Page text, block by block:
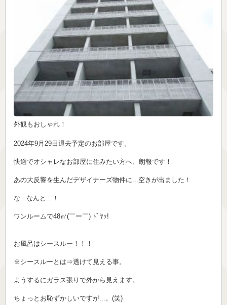
2024年9月29日退去予定のお部屋です。
快適でオシャレなお部屋に住みたい方へ、朗報です！
あの大反響を生んだデザイナーズ物件に...空きが出ました！
な...なんと...！
ワンルームで48㎡(￣ー￣) ﾄﾞﾔｯ!
お風呂はシースルー！！！
※シースルーとは⇒透けて見える事。
ようするにガラス張りで外から見えます。
ちょっとお恥ずかしいですが...。(笑)
外観もおしゃれ！